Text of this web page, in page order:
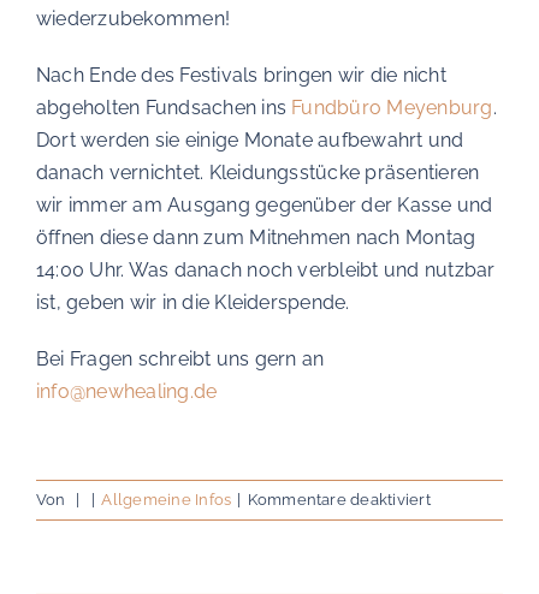
wiederzubekommen!
Nach Ende des Festivals bringen wir die nicht
abgeholten Fundsachen ins Fundbüro Meyenburg.
Dort werden sie einige Monate aufbewahrt und
danach vernichtet. Kleidungsstücke präsentieren
wir immer am Ausgang gegenüber der Kasse und
öffnen diese dann zum Mitnehmen nach Montag
14:00 Uhr. Was danach noch verbleibt und nutzbar
ist, geben wir in die Kleiderspende.
Bei Fragen schreibt uns gern an
info@newhealing.de
Von Allgemeine Infos Kommentare deaktiviertfür
Fundbüro